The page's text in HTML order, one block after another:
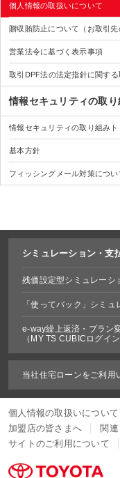
個人情報の取扱いについて
贈収賄防止について（お取引先
営業法令に基づく表示事項
取引DPF法の法定指針に関する
情報セキュリティの取り
情報セキュリティの取り組みト
基本方針
フィッシングメール対策につい
シミュレーション・支
残価設定型シミュレーシ
「使ってバック」シミュ
e-way繰上返済・プラン
（MY TS CUBICログイン
当社住宅ローンをご利用
個人情報の取扱いについて
加盟店の皆さまへ
関連
サイトのご利用について